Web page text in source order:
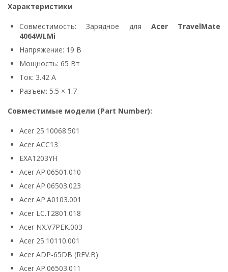
Характеристики
Совместимость: Зарядное для Acer TravelMate
4064WLMi
Напряжение: 19 В
Мощность: 65 Вт
Ток: 3.42 А
Разъем: 5.5 × 1.7
Совместимые модели (Part Number):
Acer 25.10068.501
Acer ACC13
EXA1203YH
Acer AP.06501.010
Acer AP.06503.023
Acer AP.A0103.001
Acer LC.T2801.018
Acer NX.V7PEK.003
Acer 25.10110.001
Acer ADP-65DB (REV.B)
Acer AP.06503.011